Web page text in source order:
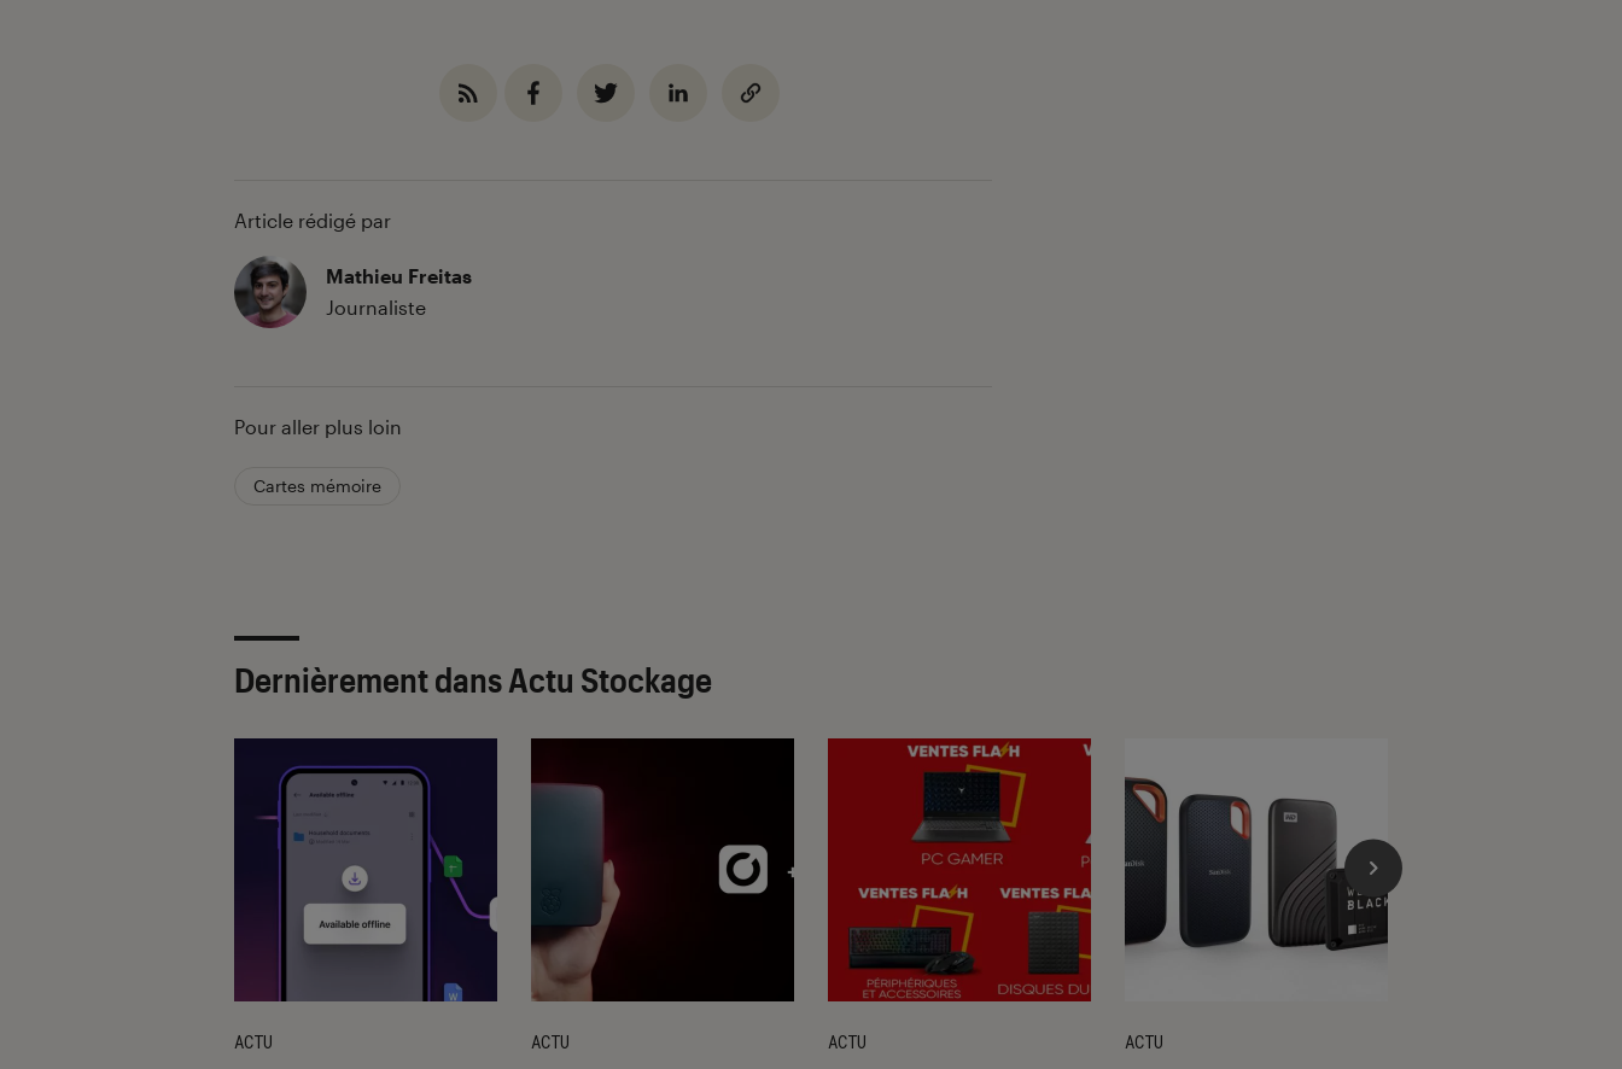
Article rédigé par
Mathieu Freitas
Journaliste
Pour aller plus loin
Cartes mémoire
Dernièrement dans Actu Stockage
ACTU ACTU ACTU ACTU